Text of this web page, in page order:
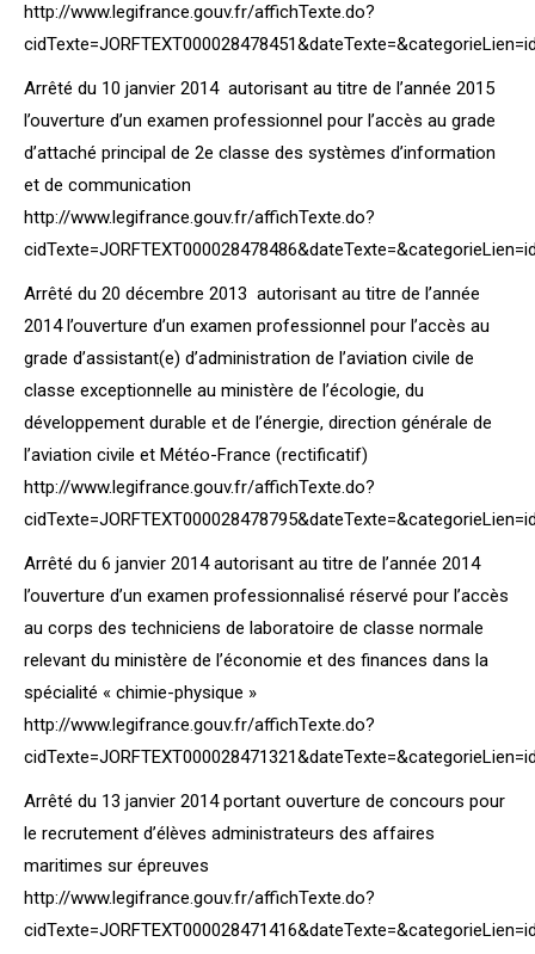
http://www.legifrance.gouv.fr/affichTexte.do?
Arrêté du 10 janvier 2014 autorisant au titre de l’année 2015
l’ouverture d’un examen professionnel pour l’accès au grade
d’attaché principal de 2e classe des systèmes d’information
et de communication
http://www.legifrance.gouv.fr/affichTexte.do?
Arrêté du 20 décembre 2013 autorisant au titre de l’année
2014 l’ouverture d’un examen professionnel pour l’accès au
grade d’assistant(e) d’administration de l’aviation civile de
classe exceptionnelle au ministère de l’écologie, du
développement durable et de l’énergie, direction générale de
l’aviation civile et Météo-France (rectificatif)
http://www.legifrance.gouv.fr/affichTexte.do?
Arrêté du 6 janvier 2014 autorisant au titre de l’année 2014
l’ouverture d’un examen professionnalisé réservé pour l’accès
au corps des techniciens de laboratoire de classe normale
relevant du ministère de l’économie et des finances dans la
spécialité « chimie-physique »
http://www.legifrance.gouv.fr/affichTexte.do?
Arrêté du 13 janvier 2014 portant ouverture de concours pour
le recrutement d’élèves administrateurs des affaires
maritimes sur épreuves
http://www.legifrance.gouv.fr/affichTexte.do?